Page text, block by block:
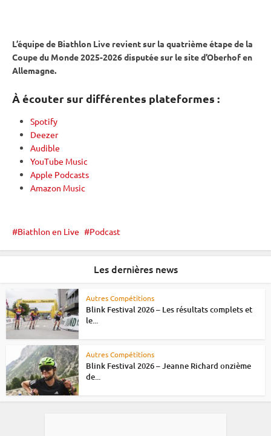
L’équipe de Biathlon Live revient sur la quatrième étape de la
Coupe du Monde2025-2026 disputée sur le site d’Oberhofen
Allemagne.
À écouter sur différentes plateformes :
Spotify
Deezer
Audible
YouTube Music
Apple Podcasts
Amazon Music
Biathlon en Live Podcast
Les dernières news
Autres Compétitions
Blink Festival 2026 – Les résultats complets et
le...
Autres Compétitions
Blink Festival 2026 – Jeanne Richard onzième
de...